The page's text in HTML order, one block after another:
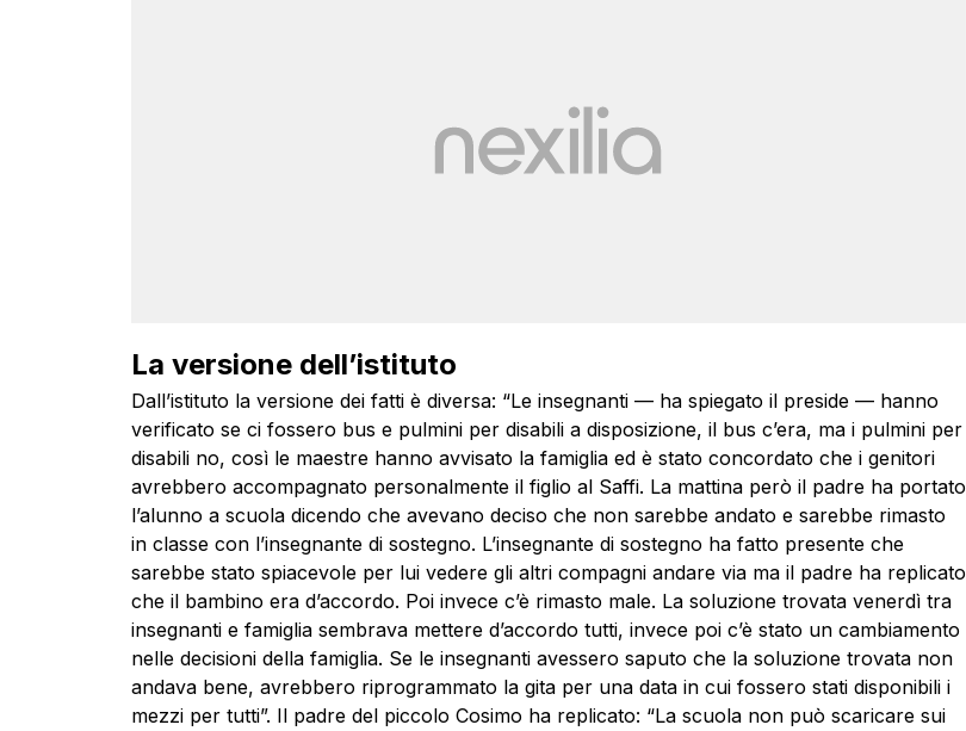
La versione dell’istituto
Dall’istituto la versione dei fatti è diversa: “Le insegnanti — ha spiegato il preside — hanno
verificato se ci fossero bus e pulmini per disabili a disposizione, il bus c’era, ma i pulmini per
disabili no, così le maestre hanno avvisato la famiglia ed è stato concordato che i genitori
avrebbero accompagnato personalmente il figlio al Saffi. La mattina però il padre ha portato
l’alunno a scuola dicendo che avevano deciso che non sarebbe andato e sarebbe rimasto
in classe con l’insegnante di sostegno. L’insegnante di sostegno ha fatto presente che
sarebbe stato spiacevole per lui vedere gli altri compagni andare via ma il padre ha replicato
che il bambino era d’accordo. Poi invece c’è rimasto male. La soluzione trovata venerdì tra
insegnanti e famiglia sembrava mettere d’accordo tutti, invece poi c’è stato un cambiamento
nelle decisioni della famiglia. Se le insegnanti avessero saputo che la soluzione trovata non
andava bene, avrebbero riprogrammato la gita per una data in cui fossero stati disponibili i
mezzi per tutti”. Il padre del piccolo Cosimo ha replicato: “La scuola non può scaricare sui